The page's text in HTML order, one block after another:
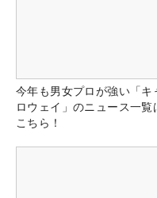
今年も男女プロが強い「キ
ロウェイ」のニュース一覧
こちら！